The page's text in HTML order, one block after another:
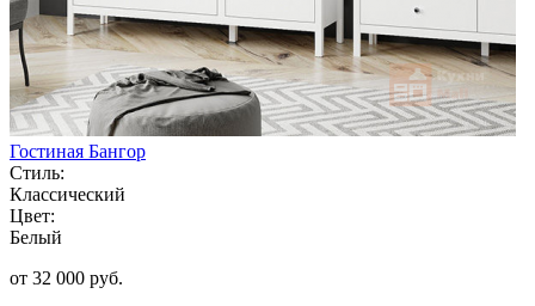
Гостиная Бангор
Стиль:
Классический
Цвет:
Белый
от 32 000 руб.